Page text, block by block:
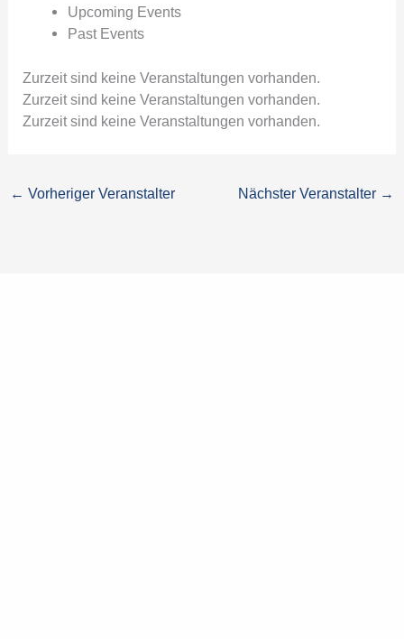
Upcoming Events
Past Events
Zurzeit sind keine Veranstaltungen vorhanden.
Zurzeit sind keine Veranstaltungen vorhanden.
Zurzeit sind keine Veranstaltungen vorhanden.
← Vorheriger Veranstalter Nächster Veranstalter →